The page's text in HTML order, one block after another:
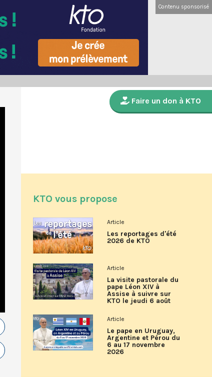
Contenu sponsorisé
Faire un don à KTO
KTO vous propose
Article
Les reportages d'été
2026 de KTO
Article
La visite pastorale du
pape Léon XIV à
Assise à suivre sur
KTO le jeudi 6 août
Article
Le pape en Uruguay,
Argentine et Pérou du
6 au 17 novembre
2026